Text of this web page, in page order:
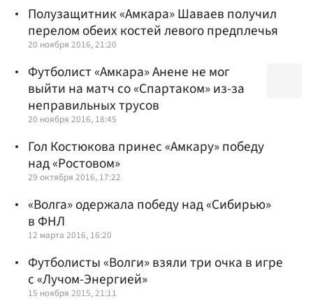
Полузащитник «Амкара» Шаваев получил
перелом обеих костей левого предплечья
20 ноября 2016, 21:20
Футболист «Амкара» Анене не мог
выйти на матч со «Спартаком» из-за
неправильных трусов
20 ноября 2016, 18:45
Гол Костюкова принес «Амкару» победу
над «Ростовом»
29 октября 2016, 17:22
«Волга» одержала победу над «Сибирью»
в ФНЛ
12 марта 2016, 16:20
Футболисты «Волги» взяли три очка в игре
с «Лучом-Энергией»
15 ноября 2015, 21:11